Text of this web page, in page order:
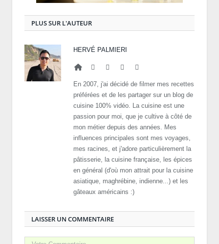
PLUS SUR L'AUTEUR
HERVÉ PALMIERI
WebsiteFacebook
TwitterGoogle+
En 2007, j'ai décidé de filmer mes recettes
préférées et de les partager sur un blog de
cuisine 100% vidéo. La cuisine est une
passion pour moi, que je cultive à côté de
mon métier depuis des années. Mes
influences principales sont mes voyages,
mes racines, et j'adore particulièrement la
pâtisserie, la cuisine française, les épices
en général (d'où mon attrait pour la cuisine
asiatique, maghrébine, indienne...) et les
gâteaux américains :)
LAISSER UN COMMENTAIRE